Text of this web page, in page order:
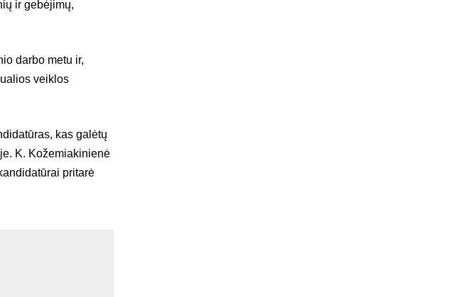
ir gebėjimų,
darbo metu ir,
veiklos
kas galėtų
K. Kožemiakinienė
pritarė